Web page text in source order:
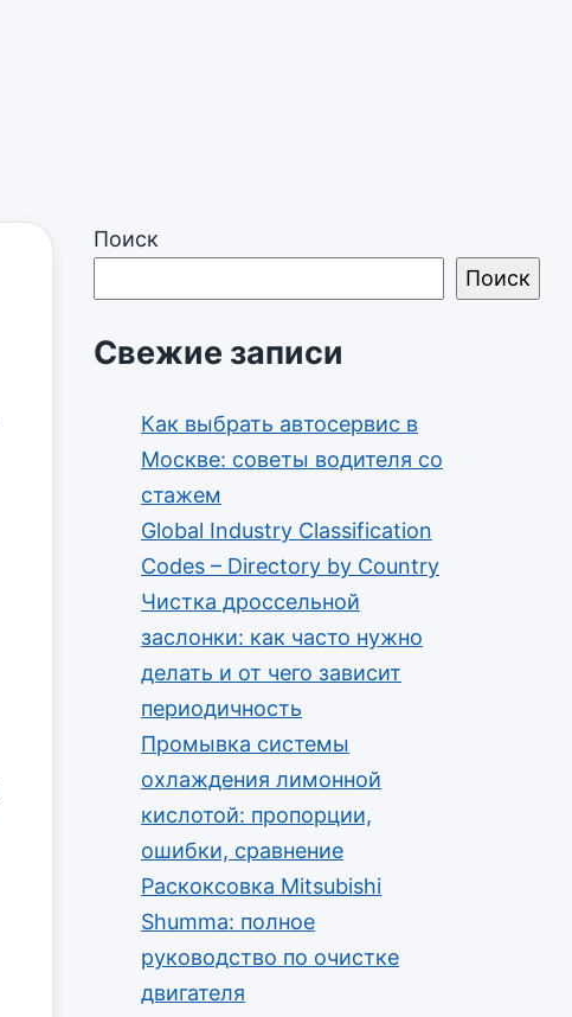
Поиск
Поиск
Свежие записи
Как выбрать автосервис в
Москве: советы водителя со
стажем
Global Industry Classification
Codes – Directory by Country
Чистка дроссельной
заслонки: как часто нужно
делать и от чего зависит
периодичность
Промывка системы
охлаждения лимонной
кислотой: пропорции,
ошибки, сравнение
Раскоксовка Mitsubishi
Shumma: полное
руководство по очистке
двигателя